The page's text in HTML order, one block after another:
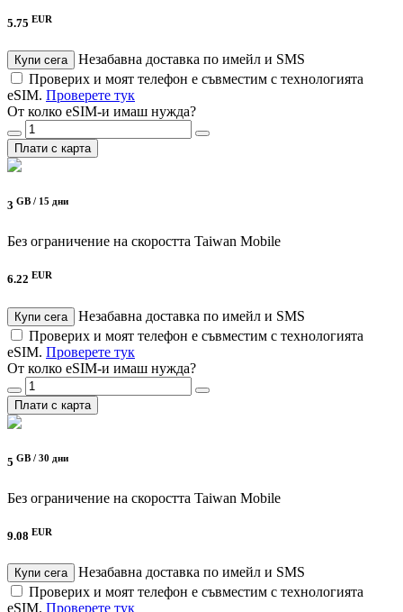
5.75 EUR
Купи сега
Незабавна доставка по имейл и SMS
Проверих и моят телефон е съвместим с технологията
eSIM. Проверете тук
От колко eSIM-и имаш нужда?
Плати с карта
3 GB / 15 дни
Без ограничение на скоростта Taiwan Mobile
6.22 EUR
Купи сега
Незабавна доставка по имейл и SMS
Проверих и моят телефон е съвместим с технологията
eSIM. Проверете тук
От колко eSIM-и имаш нужда?
Плати с карта
5 GB / 30 дни
Без ограничение на скоростта Taiwan Mobile
9.08 EUR
Купи сега
Незабавна доставка по имейл и SMS
Проверих и моят телефон е съвместим с технологията
eSIM. Проверете тук